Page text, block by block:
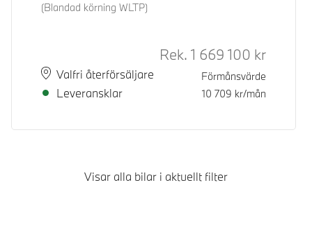
(Blandad körning WLTP)
PlatsValfri återförsäljare
Leveranstid
Leveransklar
Rek. ord
Rek. 1 669 100 kr
Förmånsvärde
10 709 kr/mån
Visar alla bilar i aktuellt filter